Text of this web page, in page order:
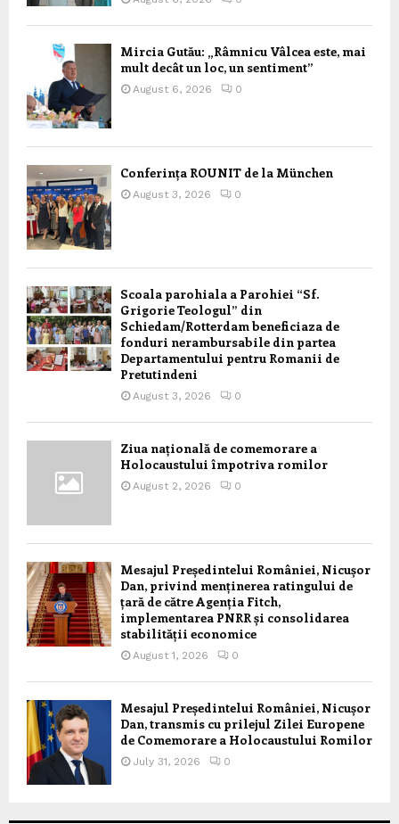
Mircia Gutău: „Râmnicu Vâlcea este, mai
mult decât un loc, un sentiment”
August 6, 2026 0
Conferința ROUNIT de la München
August 3, 2026 0
Scoala parohiala a Parohiei “Sf.
Grigorie Teologul” din
Schiedam/Rotterdam beneficiaza de
fonduri nerambursabile din partea
Departamentului pentru Romanii de
Pretutindeni
August 3, 2026 0
Ziua națională de comemorare a
Holocaustului împotriva romilor
August 2, 2026 0
Mesajul Președintelui României, Nicușor
Dan, privind menținerea ratingului de
țară de către Agenția Fitch,
implementarea PNRR și consolidarea
stabilității economice
August 1, 2026 0
Mesajul Președintelui României, Nicușor
Dan, transmis cu prilejul Zilei Europene
de Comemorare a Holocaustului Romilor
July 31, 2026 0